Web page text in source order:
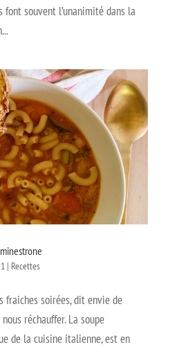
font souvent l’unanimité dans la
| Recettes
fraiches soirées, dit envie de
réchauffer. La soupe
de la cuisine italienne, est en